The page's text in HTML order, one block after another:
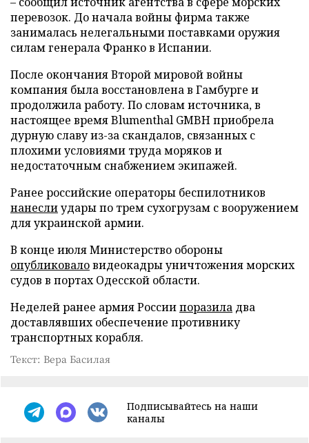
перевозок. До начала войны фирма также
занималась нелегальными поставками оружия
силам генерала Франко в Испании.
После окончания Второй мировой войны
компания была восстановлена в Гамбурге и
продолжила работу. По словам источника, в
настоящее время Blumenthal GMBH приобрела
дурную славу из-за скандалов, связанных с
плохими условиями труда моряков и
недостаточным снабжением экипажей.
Ранее российские операторы беспилотников
нанеслиудары по трем сухогрузам с вооружением
для украинской армии.
В конце июля Министерство обороны
опубликоваловидеокадры уничтожения морских
судов в портах Одесской области.
Неделей ранее армия Россиипоразила два
доставлявших обеспечение противнику
транспортных корабля.
Текст: Вера Басилая
Подписывайтесь на наши
каналы